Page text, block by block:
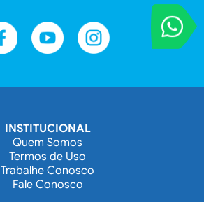
VOCÊ
Entre em
INSTITUCIONAL
Quem Somos
Termos de Uso
Trabalhe Conosco
Fale Conosco